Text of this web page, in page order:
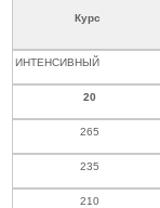
Курс
ИНТЕНСИВНЫЙ
20
265
235
210